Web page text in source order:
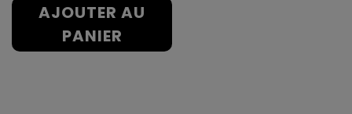
AJOUTER AU
PANIER